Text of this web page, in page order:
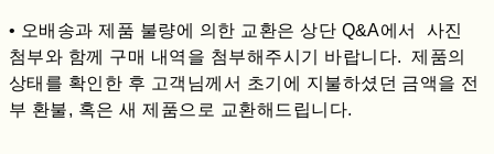
• 오배송과 제품 불량에 의한 교환은 상단 Q&A에서 사진
첨부와 함께 구매 내역을 첨부해주시기 바랍니다. 제품의
상태를 확인한 후 고객님께서 초기에 지불하셨던 금액을 전
부 환불, 혹은 새 제품으로 교환해드립니다.